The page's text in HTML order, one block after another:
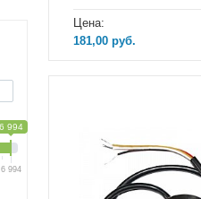
6 994
6 994
Цена:
181,00 руб.